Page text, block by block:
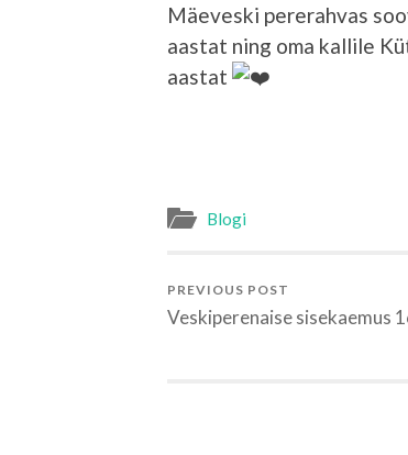
Mäeveski pererahvas
aastat ning oma kallile
aastat
Blogi
PREVIOUS POST
Veskiperenaise sisekaemus